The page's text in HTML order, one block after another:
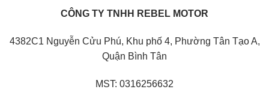
CÔNG TY TNHH REBEL MOTOR
4382C1 Nguyễn Cửu Phú, Khu phố 4, Phường Tân Tạo A,
Quận Bình Tân
MST: 0316256632